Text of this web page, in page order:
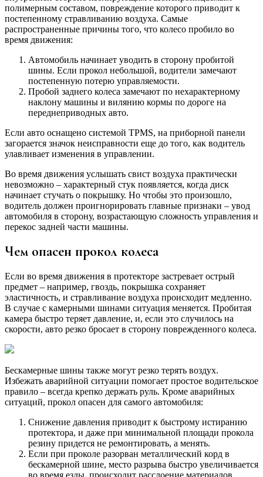
полимерным составом, повреждение которого приводит к
постепенному стравливанию воздуха. Самые
распространенные причины того, что колесо пробило во
время движения:
Автомобиль начинает уводить в сторону пробитой
шины. Если прокол небольшой, водители замечают
постепенную потерю управляемости.
Пробой заднего колеса замечают по нехарактерному
наклону машины и вилянию кормы по дороге на
переднеприводных авто.
Если авто оснащено системой TPMS, на приборной панели
загорается значок неисправности еще до того, как водитель
улавливает изменения в управлении.
Во время движения услышать свист воздуха практически
невозможно – характерный стук появляется, когда диск
начинает стучать о покрышку. Но чтобы это произошло,
водитель должен проигнорировать главные признаки – увод
автомобиля в сторону, возрастающую сложность управления и
перекос задней части машины.
Чем опасен прокол колеса
Если во время движения в протекторе застревает острый
предмет – например, гвоздь, покрышка сохраняет
эластичность, и стравливание воздуха происходит медленно.
В случае с камерными шинами ситуация меняется. Пробитая
камера быстро теряет давление, и, если это случилось на
скорости, авто резко бросает в сторону поврежденного колеса.
Бескамерные шины также могут резко терять воздух.
Избежать аварийной ситуации помогает простое водительское
правило – всегда крепко держать руль. Кроме аварийных
ситуаций, прокол опасен для самого автомобиля:
Снижение давления приводит к быстрому истиранию
протектора, и даже при минимальной площади прокола
резину придется не ремонтировать, а менять.
Если при проколе разорван металлический корд в
бескамерной шине, место разрыва быстро увеличивается